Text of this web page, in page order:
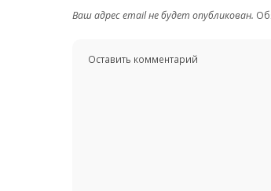
Ваш адрес email не будет опубликован.